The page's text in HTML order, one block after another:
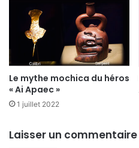
Le mythe mochica du héros
« Ai Apaec »
1 juillet 2022
Laisser un commentaire